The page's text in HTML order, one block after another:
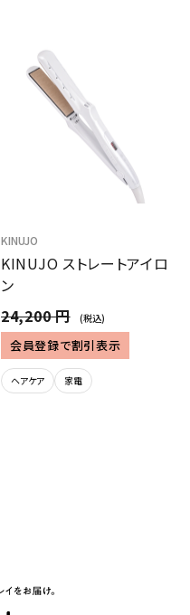
KINUJO
KINUJO ストレートアイロ
ン
24,200 円
(税込)
会員登録で割引表示
ヘアケア 家電